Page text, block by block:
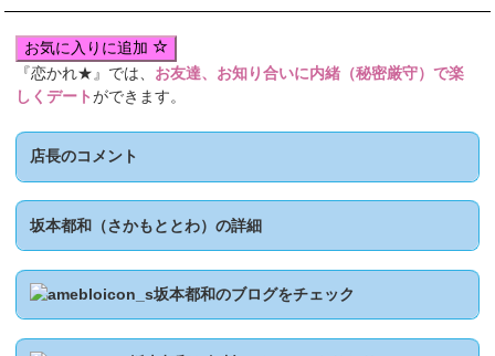
お気に入りに追加
『恋かれ★』では、 お友達、お知り合いに内緒（秘密厳守）で楽
しくデートができます。
店長のコメント
坂本都和（さかもととわ）の詳細
坂本都和のブログをチェック